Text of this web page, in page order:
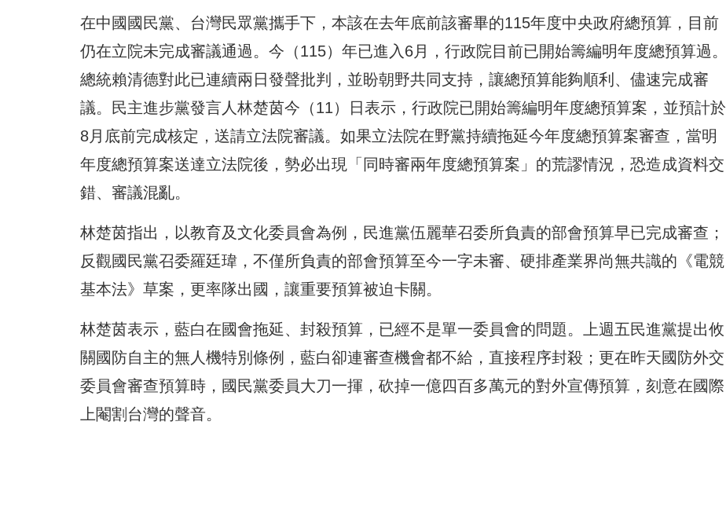
在中國國民黨、台灣民眾黨攜手下，本該在去年底前該審畢的115年度中央政府總預算，目前
仍在立院未完成審議通過。今（115）年已進入6月，行政院目前已開始籌編明年度總預算過。
總統賴清德對此已連續兩日發聲批判，並盼朝野共同支持，讓總預算能夠順利、儘速完成審
議。民主進步黨發言人林楚茵今（11）日表示，行政院已開始籌編明年度總預算案，並預計於
8月底前完成核定，送請立法院審議。如果立法院在野黨持續拖延今年度總預算案審查，當明
年度總預算案送達立法院後，勢必出現「同時審兩年度總預算案」的荒謬情況，恐造成資料交
錯、審議混亂。
林楚茵指出，以教育及文化委員會為例，民進黨伍麗華召委所負責的部會預算早已完成審查；
反觀國民黨召委羅廷瑋，不僅所負責的部會預算至今一字未審、硬排產業界尚無共識的《電競
基本法》草案，更率隊出國，讓重要預算被迫卡關。
林楚茵表示，藍白在國會拖延、封殺預算，已經不是單一委員會的問題。上週五民進黨提出攸
關國防自主的無人機特別條例，藍白卻連審查機會都不給，直接程序封殺；更在昨天國防外交
委員會審查預算時，國民黨委員大刀一揮，砍掉一億四百多萬元的對外宣傳預算，刻意在國際
上閹割台灣的聲音。